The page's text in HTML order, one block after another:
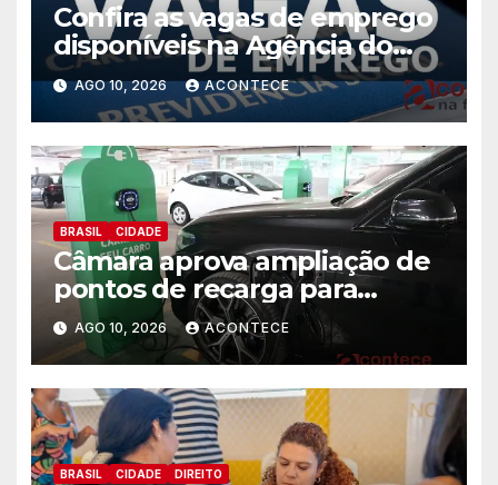
Confira as vagas de emprego
disponíveis na Agência do
Trabalhador
AGO 10, 2026 ACONTECE
BRASIL CIDADE
Câmara aprova ampliação de
pontos de recarga para
veículos elétricos em hotéis,
supermercados e centros
comerciais
AGO 10, 2026 ACONTECE
BRASIL CIDADE DIREITO